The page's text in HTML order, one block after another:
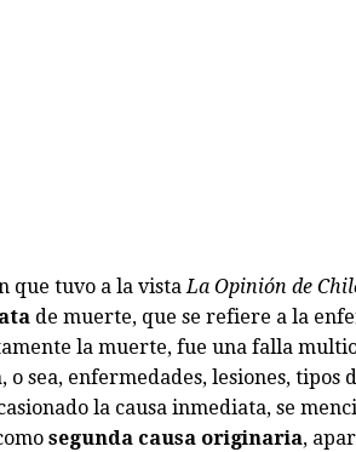
que tuvo a la vistaLa Opinión de
de muerte, que se refiere a la
la muerte, fue una falla
, o sea, enfermedades, lesiones, tipos
la causa inmediata, se
segunda causa originaria,